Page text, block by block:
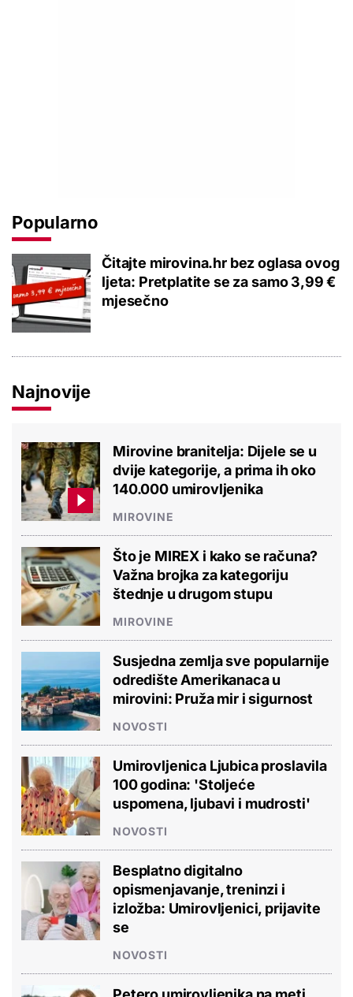
Popularno
Čitajte mirovina.hr bez oglasa ovog
ljeta: Pretplatite se za samo 3,99 €
mjesečno
Najnovije
Mirovine branitelja: Dijele se u
dvije kategorije, a prima ih oko
140.000 umirovljenika
MIROVINE
Što je MIREX i kako se računa?
Važna brojka za kategoriju
štednje u drugom stupu
MIROVINE
Susjedna zemlja sve popularnije
odredište Amerikanaca u
mirovini: Pruža mir i sigurnost
NOVOSTI
Umirovljenica Ljubica proslavila
100 godina: 'Stoljeće
uspomena, ljubavi i mudrosti'
NOVOSTI
Besplatno digitalno
opismenjavanje, treninzi i
izložba: Umirovljenici, prijavite
se
NOVOSTI